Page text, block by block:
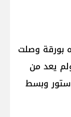
بورقة وصلت
يعد من
وبسط